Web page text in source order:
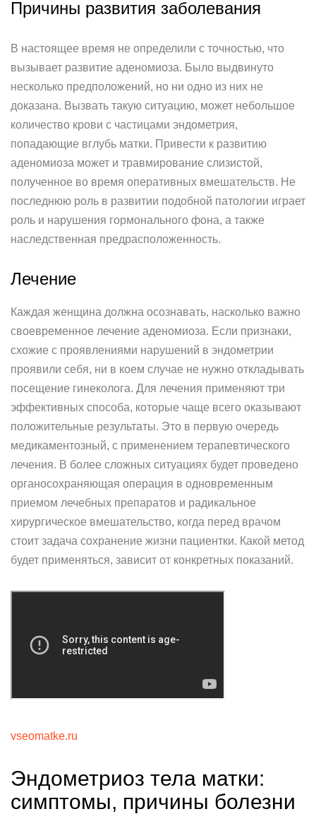
Причины развития заболевания
В настоящее время не определили с точностью, что
вызывает развитие аденомиоза. Было выдвинуто
несколько предположений, но ни одно из них не
доказана. Вызвать такую ситуацию, может небольшое
количество крови с частицами эндометрия,
попадающие вглубь матки. Привести к развитию
аденомиоза может и травмирование слизистой,
полученное во время оперативных вмешательств. Не
последнюю роль в развитии подобной патологии играет
роль и нарушения гормонального фона, а также
наследственная предрасположенность.
Лечение
Каждая женщина должна осознавать, насколько важно
своевременное лечение аденомиоза. Если признаки,
схожие с проявлениями нарушений в эндометрии
проявили себя, ни в коем случае не нужно откладывать
посещение гинеколога. Для лечения применяют три
эффективных способа, которые чаще всего оказывают
положительные результаты. Это в первую очередь
медикаментозный, с применением терапевтического
лечения. В более сложных ситуациях будет проведено
органосохраняющая операция в одновременным
приемом лечебных препаратов и радикальное
хирургическое вмешательство, когда перед врачом
стоит задача сохранение жизни пациентки. Какой метод
будет применяться, зависит от конкретных показаний.
vseomatke.ru
Эндометриоз тела матки:
симптомы, причины болезни